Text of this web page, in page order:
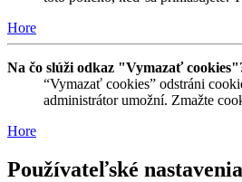
Hore
Na čo slúži odkaz "Vymazať
“Vymazať cookies” odstráni
administrátor umožní. Zmažte
Hore
Používateľské nastavenia